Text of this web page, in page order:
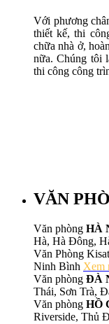
Với phương
thiết kế, thi
chữa nhà ở,
nữa. Chúng tôi
thi công công
VĂN
Văn phòng HÀ
Hà, Hà Đông,
Văn Phòng
Ninh Bình Xem
Văn phòng ĐÀ
Thái, Sơn Trà,
Văn phòng HỒ
Riverside, Thủ